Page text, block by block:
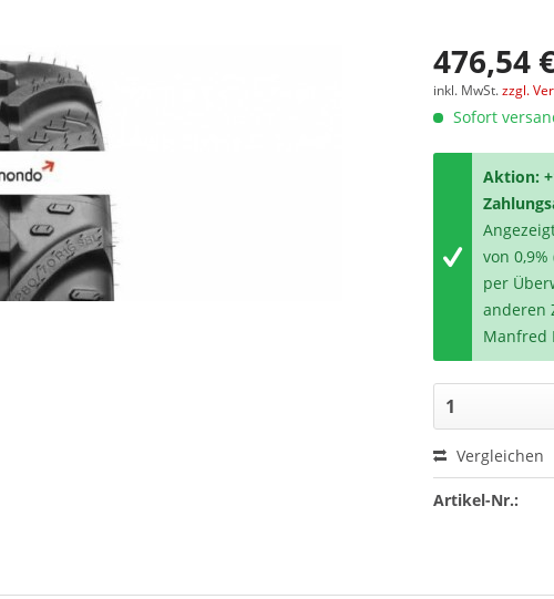
476,54
inkl. MwSt.zzgl.
Sofort
Aktion:
von
per
anderen
Manfred
Vergleichen
Artikel-Nr.: